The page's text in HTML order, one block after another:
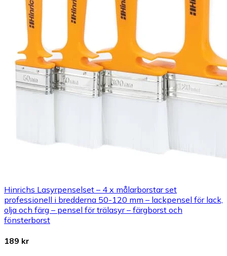
Hinrichs Lasyrpenselset – 4 x målarborstar set
professionell i bredderna 50-120 mm – lackpensel för lack,
olja och färg – pensel för trälasyr – färgborst och
fönsterborst
189 kr